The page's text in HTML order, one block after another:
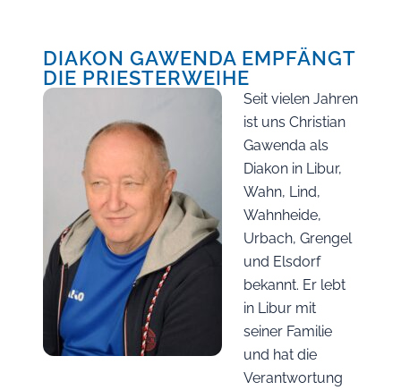
DIAKON GAWENDA EMPFÄNGT
DIE PRIESTERWEIHE
Seit vielen Jahren
ist uns Christian
Gawenda als
Diakon in Libur,
Wahn, Lind,
Wahnheide,
Urbach, Grengel
und Elsdorf
bekannt. Er lebt
in Libur mit
seiner Familie
und hat die
Verantwortung